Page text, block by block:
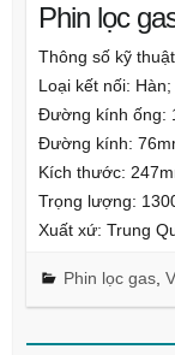
Phin lọc
Thông số kỹ
Loại kết nối: Hàn;
Đường kính ống:
Đường kính:
Kích thước:
Trọng lượng:
Xuất xứ: Trung
Phin lọc gas,